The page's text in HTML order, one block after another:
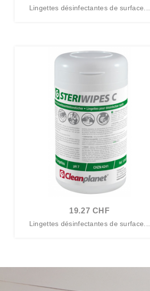
Lingettes désinfectantes de surface...
19.27 CHF
Lingettes désinfectantes de surface...